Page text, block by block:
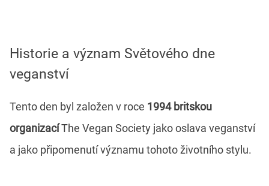
Historie a význam Světového dne
veganství
Tento den byl založen v roce 1994 britskou
organizacíThe Vegan Society jako oslava veganství
a jako připomenutí významu tohoto životního stylu.